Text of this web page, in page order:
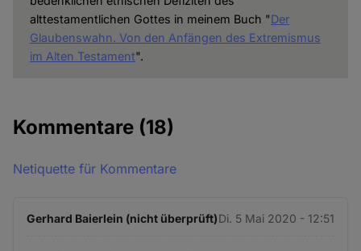
alttestamentlichen Gottes in meinem Buch "Der
Glaubenswahn. Von den Anfängen des Extremismus
im Alten Testament".
Kommentare (18)
Netiquette für Kommentare
Gerhard Baierlein (nicht überprüft)Di. 5 Mai 2020 - 12:51